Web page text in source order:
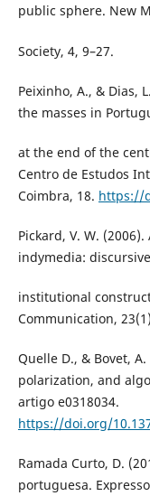
public sphere. New
Society, 4, 9–27.
Peixinho, A., & Dias,
the masses in
at the end of the
Centro de Estudos
Coimbra, 18. https://
Pickard, V. W.
indymedia:
institutional
Communication,
Quelle D., & Bovet,
polarization, and
artigo e0318034.
https://doi.org/
Ramada Curto, D.
portuguesa.